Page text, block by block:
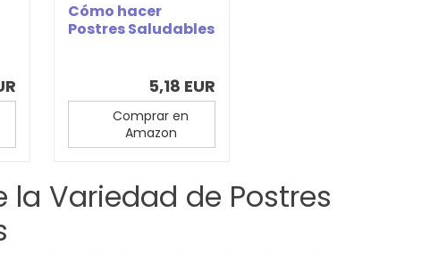
Cómo hacer
Postres Saludables
5,18 EUR
Comprar en
Amazon
la Variedad de Postres